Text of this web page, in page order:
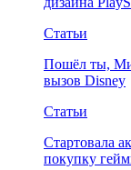
Статьи
Пошёл ты,
вызов Disney
Статьи
Стартовала
покупку